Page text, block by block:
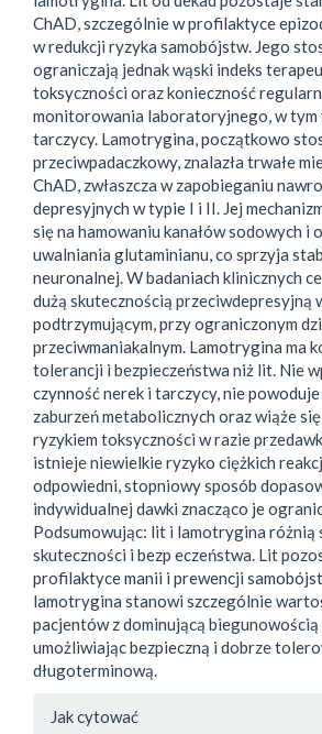
ChAD, szczególnie w profilaktyce
w redukcji ryzyka samobójstw. Jego
ograniczają jednak wąski indeks
toksyczności oraz konieczność
monitorowania laboratoryjnego, w tym
tarczycy. Lamotrygina, początkowo
przeciwpadaczkowy, znalazła trwałe
ChAD, zwłaszcza w zapobieganiu
depresyjnych w typie I i II. Jej
się na hamowaniu kanałów sodowych i
uwalniania glutaminianu, co sprzyja
neuronalnej. W badaniach klinicznych
dużą skutecznością przeciwdepresyjną
podtrzymującym, przy ograniczonym
przeciwmaniakalnym. Lamotrygina ma
tolerancji i bezpieczeństwa niż lit. Nie
czynność nerek i tarczycy, nie powoduje
zaburzeń metabolicznych oraz wiąże
ryzykiem toksyczności w razie
istnieje niewielkie ryzyko ciężkich
odpowiedni, stopniowy sposób
indywidualnej dawki znacząco je
Podsumowując: lit i lamotrygina różnią
skuteczności i bezp eczeństwa. Lit
profilaktyce manii i prewencji
lamotrygina stanowi szczególnie
pacjentów z dominującą
umożliwiając bezpieczną i dobrze
długoterminową.
Jak cytować